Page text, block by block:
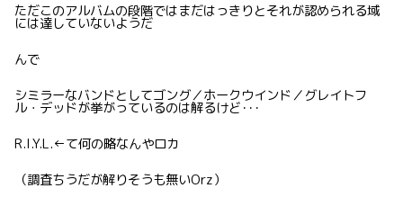
ただこのアルバムの段階ではまだはっきりとそれが認められる域
には達していないようだ
んで
シミラーなバンドとしてゴング／ホークウインド／グレイトフ
ル・デッドが挙がっているのは解るけど･･･
R.I.Y.L.←て何の略なんやロカ
（調査ちうだが解りそうも無いOrz）